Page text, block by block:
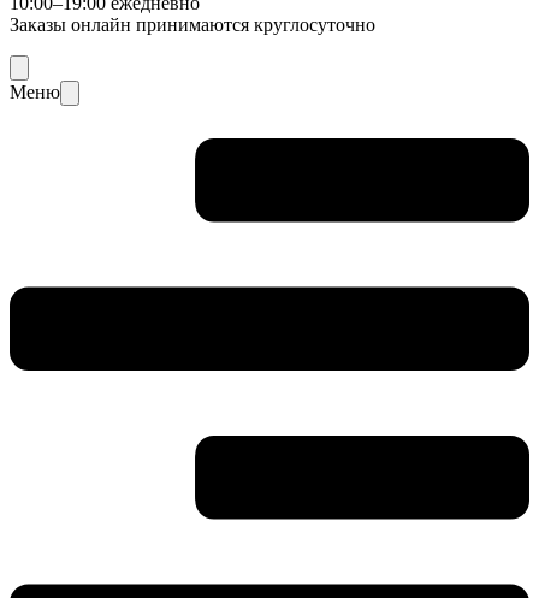
Заказы онлайн принимаются круглосуточно
Меню